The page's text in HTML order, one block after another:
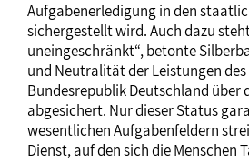
Aufgabenerledigung in den
sichergestellt wird. Auch dazu
uneingeschränkt“, betonte
und Neutralität der Leistungen
Bundesrepublik Deutschland über
abgesichert. Nur dieser Status
wesentlichen Aufgabenfeldern
Dienst, auf den sich die Menschen